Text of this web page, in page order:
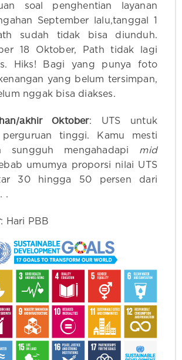
soal penghentian layanan
September lalu,tanggal 1
sudah tidak bisa diunduh.
18 Oktober, Path tidak lagi
Hiks! Bagi yang punya foto
yang belum tersimpan,
nggak bisa diakses.
akhir Oktober: UTS untuk
perguruan tinggi. Kamu mesti
sungguh mengahadapi mid
umumya proporsi nilai UTS
30 hingga 50 persen dari
.
: Hari PBB